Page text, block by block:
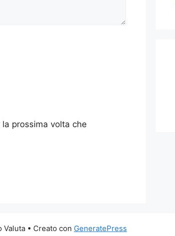
prossima volta che
Valuta • Creato con GeneratePress